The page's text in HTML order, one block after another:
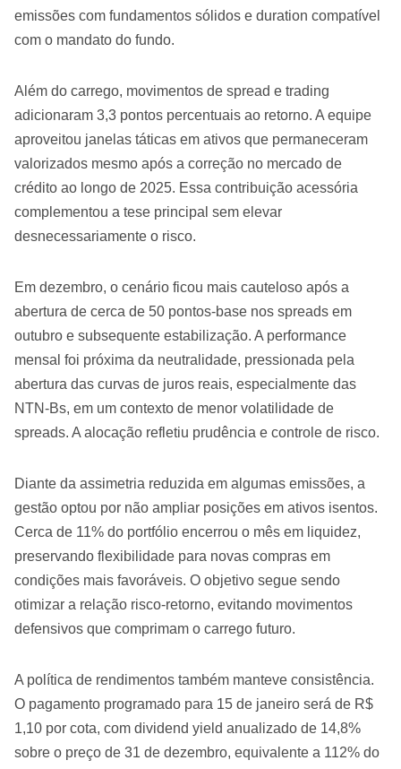
emissões com fundamentos sólidos e duration compatível
com o mandato do fundo.
Além do carrego, movimentos de spread e trading
adicionaram 3,3 pontos percentuais ao retorno. A equipe
aproveitou janelas táticas em ativos que permaneceram
valorizados mesmo após a correção no mercado de
crédito ao longo de 2025. Essa contribuição acessória
complementou a tese principal sem elevar
desnecessariamente o risco.
Em dezembro, o cenário ficou mais cauteloso após a
abertura de cerca de 50 pontos-base nos spreads em
outubro e subsequente estabilização. A performance
mensal foi próxima da neutralidade, pressionada pela
abertura das curvas de juros reais, especialmente das
NTN-Bs, em um contexto de menor volatilidade de
spreads. A alocação refletiu prudência e controle de risco.
Diante da assimetria reduzida em algumas emissões, a
gestão optou por não ampliar posições em ativos isentos.
Cerca de 11% do portfólio encerrou o mês em liquidez,
preservando flexibilidade para novas compras em
condições mais favoráveis. O objetivo segue sendo
otimizar a relação risco-retorno, evitando movimentos
defensivos que comprimam o carrego futuro.
A política de rendimentos também manteve consistência.
O pagamento programado para 15 de janeiro será de R$
1,10 por cota, com dividend yield anualizado de 14,8%
sobre o preço de 31 de dezembro, equivalente a 112% do